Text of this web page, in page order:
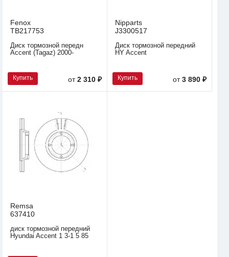
Fenox
TB217753
Диск тормозной передн
Accent (Tagaz) 2000-
Купить от2 310 ₽
Nipparts
J3300517
Диск тормозной передний
HY Accent
Купить от3 890 ₽
Remsa
637410
диск тормозной передний
Hyundai Accent 1 3-1 5 85